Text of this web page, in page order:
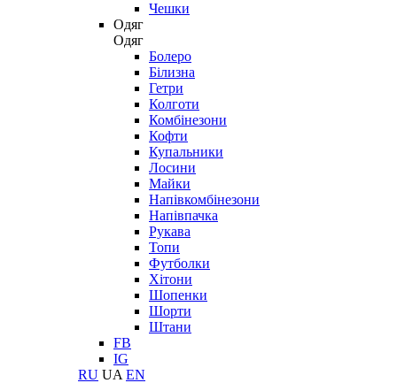
Чешки
Одяг
Одяг
Болеро
Білизна
Гетри
Колготи
Комбінезони
Кофти
Купальники
Лосини
Майки
Напівкомбінезони
Напівпачка
Рукава
Топи
Футболки
Хітони
Шопенки
Шорти
Штани
FB
IG
RU UA EN